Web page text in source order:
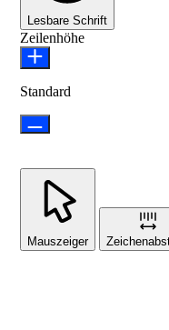
Lesbare Schrift
Zeilenhöhe
Standard
Mauszeiger